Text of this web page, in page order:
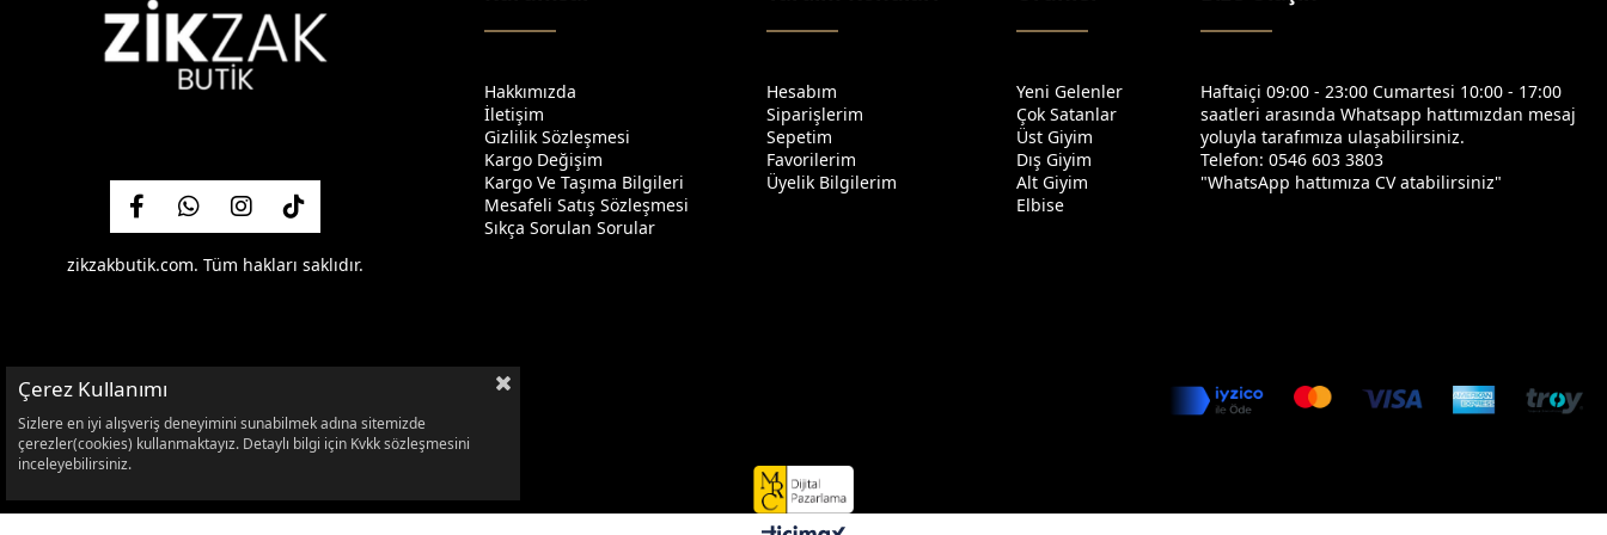
zikzakbutik.com. Tüm hakları saklıdır.
Hakkımızda
İletişim
Gizlilik Sözleşmesi
Kargo Değişim
Kargo Ve Taşıma Bilgileri
Mesafeli Satış Sözleşmesi
Sıkça Sorulan Sorular
Hesabım
Siparişlerim
Sepetim
Favorilerim
Üyelik Bilgilerim
Yeni Gelenler
Çok Satanlar
Üst Giyim
Dış Giyim
Alt Giyim
Elbise
Haftaiçi 09:00 - 23:00 Cumartesi 10:00 - 17:00
saatleri arasında Whatsapp hattımızdan mesaj
yoluyla tarafımıza ulaşabilirsiniz.
Telefon: 0546 603 3803
"WhatsApp hattımıza CV atabilirsiniz"
Çerez Kullanımı
Sizlere en iyi alışveriş deneyimini sunabilmek adına sitemizde
çerezler(cookies) kullanmaktayız. Detaylı bilgi için Kvkk sözleşmesini
inceleyebilirsiniz.